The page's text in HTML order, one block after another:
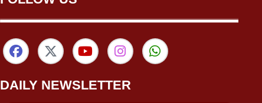
DAILY NEWSLETTER